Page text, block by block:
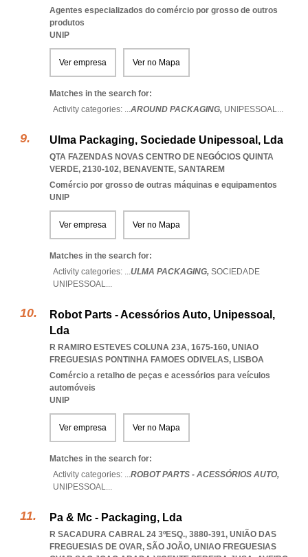
Agentes especializados do comércio por grosso de outros
produtos
UNIP
Ver empresa Ver no Mapa
Matches in the search for:
Activity categories: ...AROUND PACKAGING, UNIPESSOAL...
Ulma Packaging, Sociedade Unipessoal, Lda
QTA FAZENDAS NOVAS CENTRO DE NEGÓCIOS QUINTA
VERDE, 2130-102, BENAVENTE, SANTAREM
Comércio por grosso de outras máquinas e equipamentos
UNIP
Ver empresa Ver no Mapa
Matches in the search for:
Activity categories: ...ULMA PACKAGING, SOCIEDADE
UNIPESSOAL...
Robot Parts - Acessórios Auto, Unipessoal,
Lda
R RAMIRO ESTEVES COLUNA 23A, 1675-160, UNIAO
FREGUESIAS PONTINHA FAMOES ODIVELAS, LISBOA
Comércio a retalho de peças e acessórios para veículos
automóveis
UNIP
Ver empresa Ver no Mapa
Matches in the search for:
Activity categories: ...ROBOT PARTS - ACESSÓRIOS AUTO,
UNIPESSOAL...
Pa & Mc - Packaging, Lda
R SACADURA CABRAL 24 3ºESQ., 3880-391, UNIÃO DAS
FREGUESIAS DE OVAR, SÃO JOÃO, UNIAO FREGUESIAS